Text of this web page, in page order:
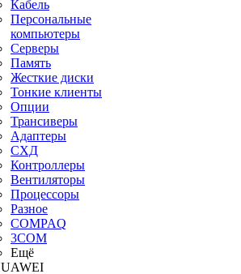
Кабель
Персональные
компьютеры
Серверы
Память
Жесткие диски
Тонкие клиенты
Опции
Трансиверы
Адаптеры
СХД
Контроллеры
Вентиляторы
Процессоры
Разное
COMPAQ
3COM
Ещё